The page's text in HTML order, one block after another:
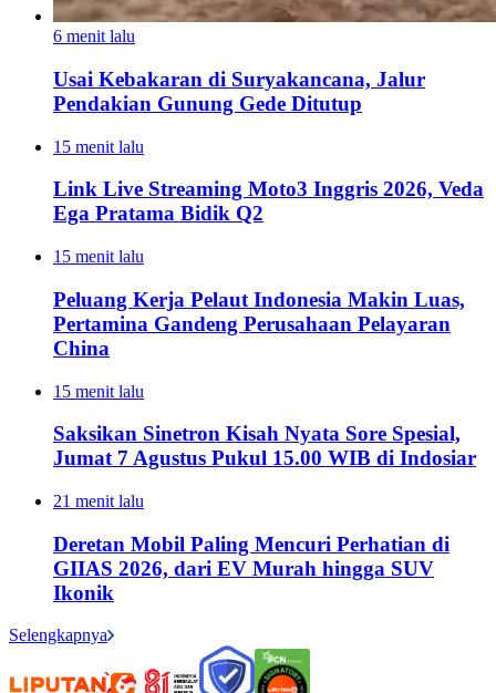
6 menit lalu
Usai Kebakaran di Suryakancana, Jalur
Pendakian Gunung Gede Ditutup
15 menit lalu
Link Live Streaming Moto3 Inggris 2026, Veda
Ega Pratama Bidik Q2
15 menit lalu
Peluang Kerja Pelaut Indonesia Makin Luas,
Pertamina Gandeng Perusahaan Pelayaran
China
15 menit lalu
Saksikan Sinetron Kisah Nyata Sore Spesial,
Jumat 7 Agustus Pukul 15.00 WIB di Indosiar
21 menit lalu
Deretan Mobil Paling Mencuri Perhatian di
GIIAS 2026, dari EV Murah hingga SUV
Ikonik
Selengkapnya